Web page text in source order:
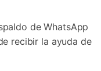
de WhatsApp
recibir la ayuda de